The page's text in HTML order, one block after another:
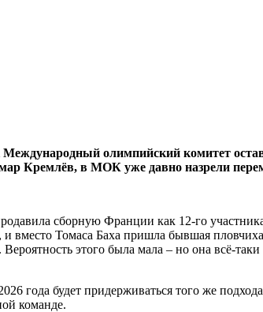
олимпийский комитет
Кремлёв, в МОК уже давно назрели
сборную Франции как 12-го
вместо Томаса Баха пришла бывшая
этого была мала – но она всё-
года будет придерживаться того же
команде.